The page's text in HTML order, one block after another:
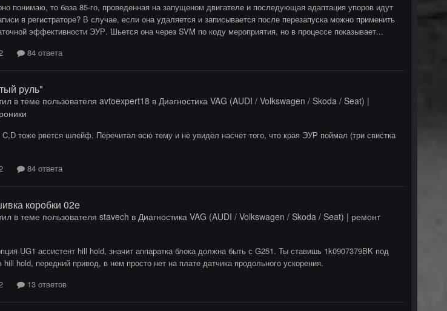
понимаю, то база 85-го, проведенная на запущеном двигателе и последующая адаптация упоров идут
в регистраторе? В случае, если она удаляется и записывается после перезапуска можно применить
эффективности ЭУР. Шьется она через SVM по коду мероприятия, но в процессе показывает...
84 ответа
руль"
в теме пользователя avtoexpert18 в Диагностика VAG (AUDI / Volkswagen / Skoda / Seat) |
тоже рвется шлейф. Перечитал всю тему и не увидел насчет того, что края ЭУР поймал (три свистка
84 ответа
коробки 02e
в теме пользователя stavech в Диагностика VAG (AUDI / Volkswagen / Skoda / Seat) | ремонт
UG1 ассистент hill hold, значит аппаратка блока должна быть с G251. Ты ставишь 1k0907379BK под
hold, передний привод, в нем просто нет на плате датчика продольного ускорения.
13 ответов